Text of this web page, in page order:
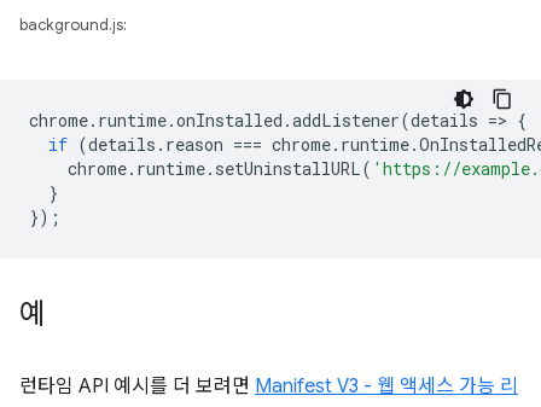
background.js:
chrome. runtime.onInstalled .addListener(details => {
if (details . reason === chrome. runtime.
chrome. runtime. setUninstallURL( 'https://
}
});
예
런타임 API 예시를 더 보려면 Manifest V3 - 웹 액세스 가능 리